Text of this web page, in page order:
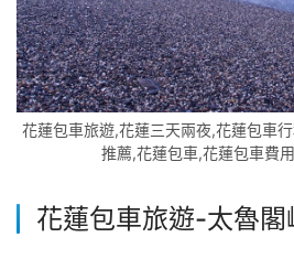
花蓮包車旅遊,花蓮三天兩夜,花蓮包車
推薦,花蓮包車,花蓮包車費
花蓮包車旅遊-太魯閣